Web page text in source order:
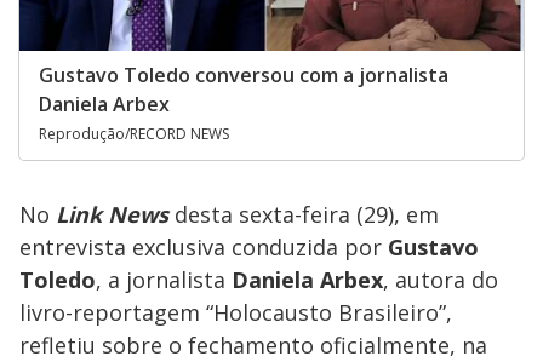
Gustavo Toledo conversou com a jornalista
Daniela Arbex
Reprodução/RECORD NEWS
No Link Newsdesta sexta-feira (29), em
entrevista exclusiva conduzida por Gustavo
Toledo, a jornalista Daniela Arbex, autora do
livro-reportagem “Holocausto Brasileiro”,
refletiu sobre o fechamento oficialmente, na